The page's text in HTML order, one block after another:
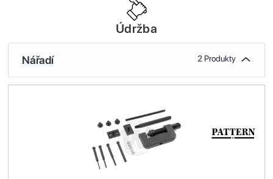
Údržba
Nářadí 2 Produkty